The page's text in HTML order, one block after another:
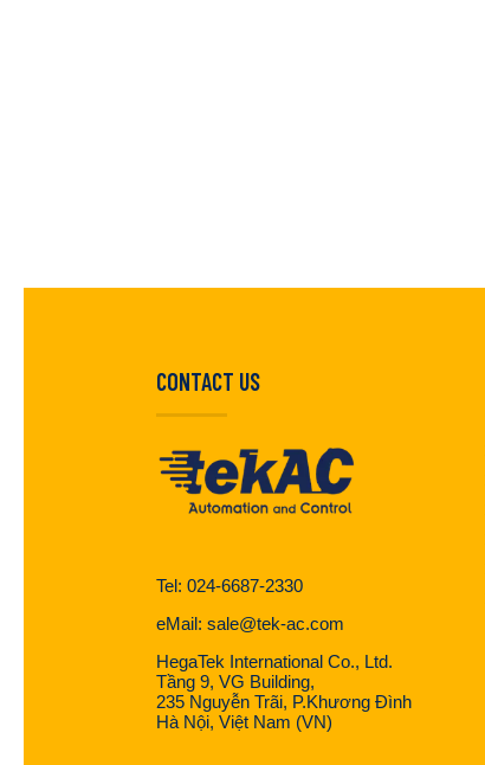
CONTACT US
Tel: 024-6687-2330
eMail: sale@tek-ac.com
HegaTek International Co., Ltd.
Tầng 9, VG Building,
235 Nguyễn Trãi, P.Khương Đình
Hà Nội, Việt Nam (VN)